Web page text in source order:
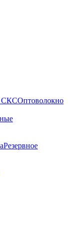
СКСОптоволокно
Резервное